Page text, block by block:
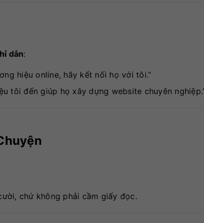
dẫn:
hiệu online, hãy kết nối họ với tôi.”
tôi đến giúp họ xây dựng website chuyên
chứ không phải cầm giấy đọc.